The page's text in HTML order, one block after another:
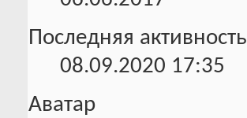
Последняя активность
08.09.2020 17:35
Аватар